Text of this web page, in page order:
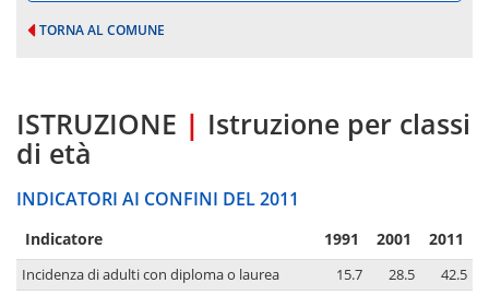
TORNA AL COMUNE
ISTRUZIONE | Istruzione per classi
di età
INDICATORI AI CONFINI DEL 2011
Indicatore 1991 2001 2011
Incidenza di adulti con diploma o laurea 15.7 28.5
42.5